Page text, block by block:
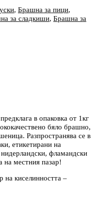
, Брашна за пици,
за сладкиши, Брашна за
в опаковка от 1кг
бяло брашно,
Разпространява се в
етикетирани на
фламандски
на местния пазар!
на киселинността –